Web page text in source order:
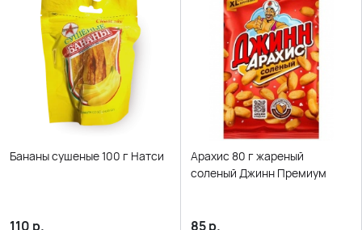
Бананы сушеные 100 г Натси
110 р.
Арахис 80 г жареный
соленый Джинн Премиум
85р.